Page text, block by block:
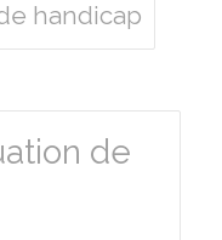
handicap
de